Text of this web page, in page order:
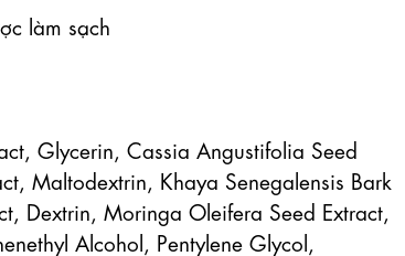
làm sạch
Glycerin, Cassia Angustifolia Seed
Maltodextrin, Khaya Senegalensis Bark
Dextrin, Moringa Oleifera Seed Extract,
Alcohol, Pentylene Glycol,